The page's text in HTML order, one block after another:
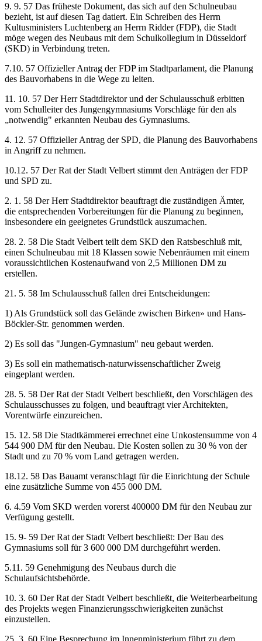
9. 9. 57 Das früheste Dokument, das sich auf den Schulneubau
bezieht, ist auf diesen Tag datiert. Ein Schreiben des Herrn
Kultusministers Luchtenberg an Herrn Ridder (FDP), die Stadt
möge wegen des Neubaus mit dem Schulkollegium in Düsseldorf
(SKD) in Verbindung treten.
7.10. 57 Offizieller Antrag der FDP im Stadtparlament, die Planung
des Bauvorhabens in die Wege zu leiten.
11. 10. 57 Der Herr Stadtdirektor und der Schulausschuß erbitten
vom Schulleiter des Jungengymnasiums Vorschläge für den als
„notwendig" erkannten Neubau des Gymnasiums.
4. 12. 57 Offizieller Antrag der SPD, die Planung des Bauvorhabens
in Angriff zu nehmen.
10.12. 57 Der Rat der Stadt Velbert stimmt den Anträgen der FDP
und SPD zu.
2. 1. 58 Der Herr Stadtdirektor beauftragt die zuständigen Ämter,
die entsprechenden Vorbereitungen für die Planung zu beginnen,
insbesondere ein geeignetes Grundstück auszumachen.
28. 2. 58 Die Stadt Velbert teilt dem SKD den Ratsbeschluß mit,
einen Schulneubau mit 18 Klassen sowie Nebenräumen mit einem
voraussichtlichen Kostenaufwand von 2,5 Millionen DM zu
erstellen.
21. 5. 58 Im Schulausschuß fallen drei Entscheidungen:
1) Als Grundstück soll das Gelände zwischen Birken» und Hans-
Böckler-Str. genommen werden.
2) Es soll das "Jungen-Gymnasium" neu gebaut werden.
3) Es soll ein mathematisch-naturwissenschaftlicher Zweig
eingeplant werden.
28. 5. 58 Der Rat der Stadt Velbert beschließt, den Vorschlägen des
Schulausschusses zu folgen, und beauftragt vier Architekten,
Vorentwürfe einzureichen.
15. 12. 58 Die Stadtkämmerei errechnet eine Unkostensumme von 4
544 900 DM für den Neubau. Die Kosten sollen zu 30 % von der
Stadt und zu 70 % vom Land getragen werden.
18.12. 58 Das Bauamt veranschlagt für die Einrichtung der Schule
eine zusätzliche Summe von 455 000 DM.
6. 4.59 Vom SKD werden vorerst 400000 DM für den Neubau zur
Verfügung gestellt.
15. 9- 59 Der Rat der Stadt Velbert beschließt: Der Bau des
Gymnasiums soll für 3 600 000 DM durchgeführt werden.
5.11. 59 Genehmigung des Neubaus durch die
Schulaufsichtsbehörde.
10. 3. 60 Der Rat der Stadt Velbert beschließt, die Weiterbearbeitung
des Projekts wegen Finanzierungsschwierigkeiten zunächst
einzustellen.
25. 3. 60 Eine Besprechung im Innenministerium führt zu dem